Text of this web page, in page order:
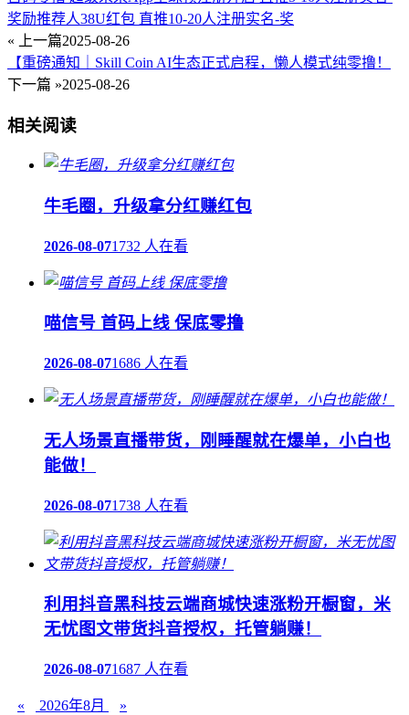
奖励推荐人38U红包 直推10-20人注册实名-奖
« 上一篇2025-08-26
【重磅通知｜Skill Coin AI生态正式启程，懒人模式纯零撸！
下一篇 »2025-08-26
相关阅读
牛毛圈，升级拿分红赚红包
2026-08-071732 人在看
喵信号 首码上线 保底零撸
2026-08-071686 人在看
无人场景直播带货，刚睡醒就在爆单，小白也
能做！
2026-08-071738 人在看
利用抖音黑科技云端商城快速涨粉开橱窗，米
无忧图文带货抖音授权，托管躺赚！
2026-08-071687 人在看
« 2026年8月 »